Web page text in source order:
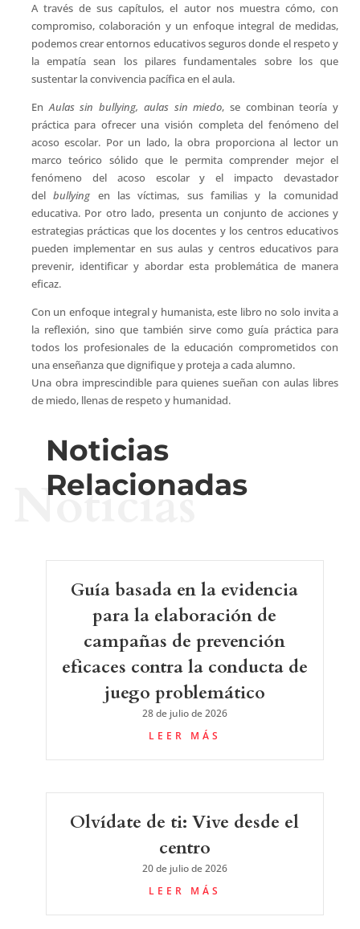
A través de sus capítulos, el autor nos muestra cómo, con
compromiso, colaboración y un enfoque integral de medidas,
podemos crear entornos educativos seguros donde el respeto y
la empatía sean los pilares fundamentales sobre los que
sustentar la convivencia pacífica en el aula.
EnAulas sin bullying, aulas sin miedo, se combinan teoría y
práctica para ofrecer una visión completa del fenómeno del
acoso escolar. Por un lado, la obra proporciona al lector un
marco teórico sólido que le permita comprender mejor el
fenómeno del acoso escolar y el impacto devastador
delbullying en las víctimas, sus familias y la comunidad
educativa. Por otro lado, presenta un conjunto de acciones y
estrategias prácticas que los docentes y los centros educativos
pueden implementar en sus aulas y centros educativos para
prevenir, identificar y abordar esta problemática de manera
eficaz.
Con un enfoque integral y humanista, este libro no solo invita a
la reflexión, sino que también sirve como guía práctica para
todos los profesionales de la educación comprometidos con
una enseñanza que dignifique y proteja a cada alumno.
Una obra imprescindible para quienes sueñan con aulas libres
de miedo, llenas de respeto y humanidad.
Noticias
Relacionadas
Noticias
Guía basada en la evidencia
para la elaboración de
campañas de prevención
eficaces contra la conducta de
juego problemático
28 de julio de 2026
LEER MÁS
Olvídate de ti: Vive desde el
centro
20 de julio de 2026
LEER MÁS